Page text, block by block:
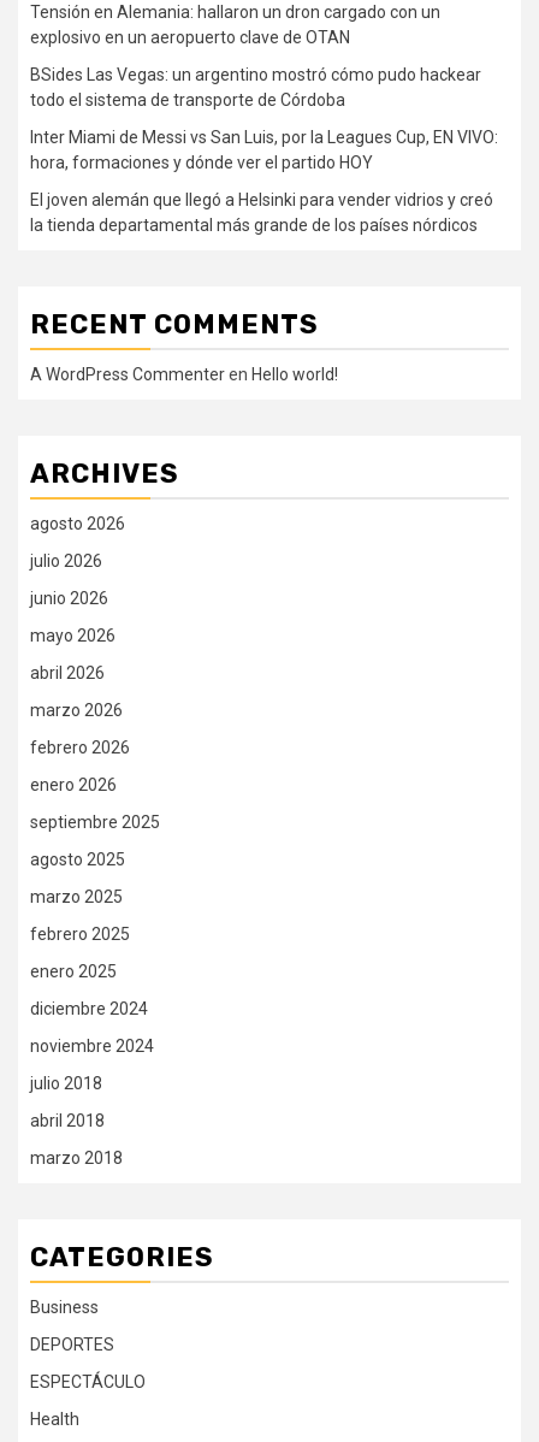
Tensión en Alemania: hallaron un dron cargado con un
explosivo en un aeropuerto clave de OTAN
BSides Las Vegas: un argentino mostró cómo pudo hackear
todo el sistema de transporte de Córdoba
Inter Miami de Messi vs San Luis, por la Leagues Cup, EN VIVO:
hora, formaciones y dónde ver el partido HOY
El joven alemán que llegó a Helsinki para vender vidrios y creó
la tienda departamental más grande de los países nórdicos
RECENT COMMENTS
A WordPress Commenteren Hello world!
ARCHIVES
agosto 2026
julio 2026
junio 2026
mayo 2026
abril 2026
marzo 2026
febrero 2026
enero 2026
septiembre 2025
agosto 2025
marzo 2025
febrero 2025
enero 2025
diciembre 2024
noviembre 2024
julio 2018
abril 2018
marzo 2018
CATEGORIES
Business
DEPORTES
ESPECTÁCULO
Health